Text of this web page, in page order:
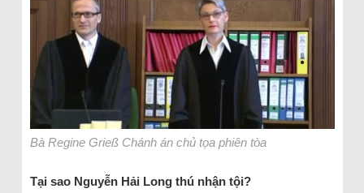
Bà Regine Grieß Chánh án chủ tọa phiên tòa
Tại sao Nguyễn Hải Long thú nhận tội?